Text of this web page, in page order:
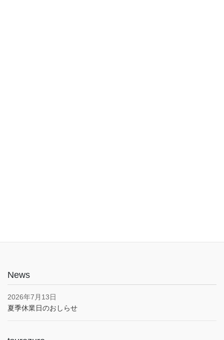
News
2026年7月13日
夏季休業日のおしらせ